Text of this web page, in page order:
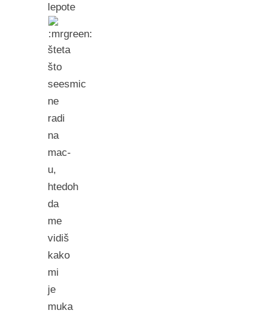
lepote
šteta
što
seesmic
ne
radi
na
mac-
u,
htedoh
da
me
vidiš
kako
mi
je
muka